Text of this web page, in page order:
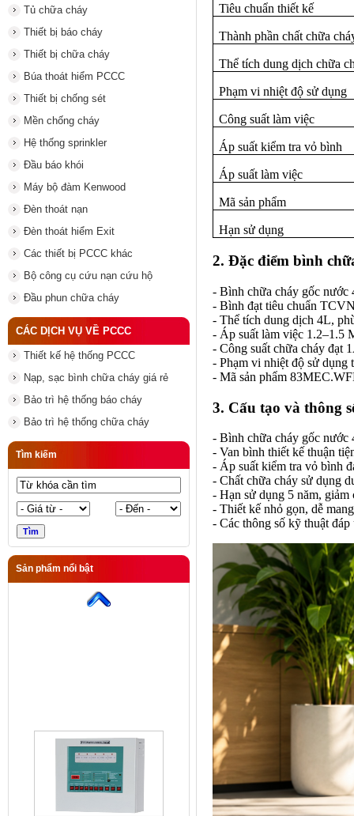
Tủ chữa cháy
Thiết bị báo cháy
Thiết bị chữa cháy
Búa thoát hiểm PCCC
Thiết bị chống sét
Mền chống cháy
Hệ thống sprinkler
Đầu báo khói
Máy bộ đàm Kenwood
Đèn thoát nạn
Đèn thoát hiểm Exit
Các thiết bị PCCC khác
Bộ công cụ cứu nạn cứu hộ
Đầu phun chữa cháy
CÁC DỊCH VỤ VỀ PCCC
Thiết kế hệ thống PCCC
Nạp, sạc bình chữa cháy giá rẻ
Bảo trì hệ thống báo cháy
Bảo trì hệ thống chữa cháy
Tìm kiếm
Sản phẩm nổi bật
Trung tâm báo cháy 10 kênh
Yunyang (mã hàng YF-1G-
10L) ABS
Tiêu chuẩn thiết kế
Thành phần chất chữa
Thể tích dung dịch chữa
Phạm vi nhiệt độ sử dụng
Công suất làm việc
Áp suất kiểm tra vỏ bình
Áp suất làm việc
Mã sản phẩm
Hạn sử dụng
2. Đặc điểm bình
- Bình chữa cháy gốc nước
- Bình đạt tiêu chuẩn
- Thể tích dung dịch 4L,
- Áp suất làm việc 1.2–1.5
- Công suất chữa cháy đạt
- Phạm vi nhiệt độ sử dụng
- Mã sản phẩm
3. Cấu tạo và thông
- Bình chữa cháy gốc nước
- Van bình thiết kế thuận
- Áp suất kiểm tra vỏ bình
- Chất chữa cháy sử dụng
- Hạn sử dụng 5 năm,
- Thiết kế nhỏ gọn, dễ
- Các thông số kỹ thuật